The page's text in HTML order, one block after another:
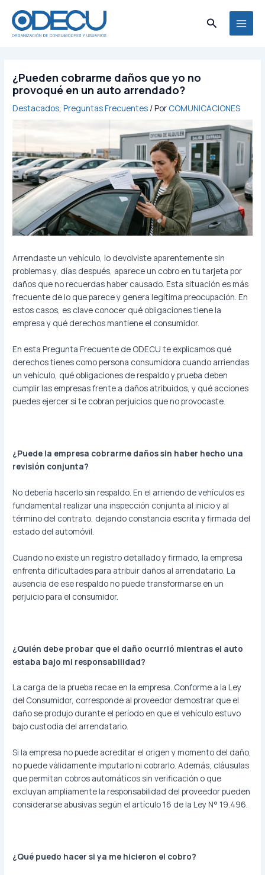
contenido
Buscar
¿Pueden cobrarme daños que yo no
provoqué en un auto arrendado?
Destacados,Preguntas Frecuentes / Por COMUNICACIONES
Arrendaste un vehículo, lo devolviste aparentemente sin
problemas y, días después, aparece un cobro en tu tarjeta por
daños que no recuerdas haber causado. Esta situación es más
frecuente de lo que parece y genera legítima preocupación. En
estos casos, es clave conocer qué obligaciones tiene la
empresa y qué derechos mantiene el consumidor.
En esta Pregunta Frecuente de ODECU te explicamos qué
derechos tienes como persona consumidora cuando arriendas
un vehículo, qué obligaciones de respaldo y prueba deben
cumplir las empresas frente a daños atribuidos, y qué acciones
puedes ejercer si te cobran perjuicios que no provocaste.
¿Puede la empresa cobrarme daños sin haber hecho una
revisión conjunta?
No debería hacerlo sin respaldo. En el arriendo de vehículos es
fundamental realizar una inspección conjunta al inicio y al
término del contrato, dejando constancia escrita y firmada del
estado del automóvil.
Cuando no existe un registro detallado y firmado, la empresa
enfrenta dificultades para atribuir daños al arrendatario. La
ausencia de ese respaldo no puede transformarse en un
perjuicio para el consumidor.
¿Quién debe probar que el daño ocurrió mientras el auto
estaba bajo mi responsabilidad?
La carga de la prueba recae en la empresa. Conforme a la Ley
del Consumidor, corresponde al proveedor demostrar que el
daño se produjo durante el período en que el vehículo estuvo
bajo custodia del arrendatario.
Si la empresa no puede acreditar el origen y momento del daño,
no puede válidamente imputarlo ni cobrarlo. Además, cláusulas
que permitan cobros automáticos sin verificación o que
excluyan ampliamente la responsabilidad del proveedor pueden
considerarse abusivas según el artículo 16 de la Ley N° 19.496.
¿Qué puedo hacer si ya me hicieron el cobro?